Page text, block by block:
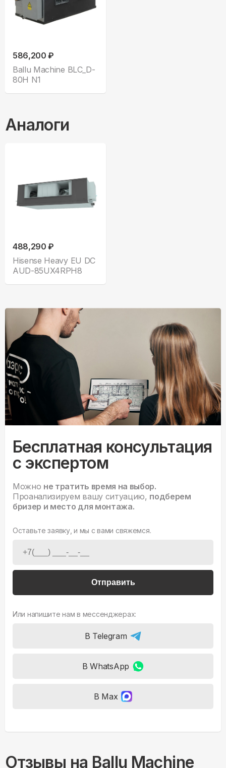
586,200 ₽
Ballu Machine BLC_D-
80H N1
Аналоги
488,290 ₽
Hisense Heavy EU DC
AUD-85UX4RPH8
Бесплатная консультация
с экспертом
Можно не тратить время на выбор.
Проанализируем вашу ситуацию, подберем
бризер и место для монтажа.
Оставьте заявку, и мы с вами свяжемся.
Отправить
Или напишите нам в мессенджерах:
В Telegram
В WhatsApp
В Max
Отзывы на Ballu Machine